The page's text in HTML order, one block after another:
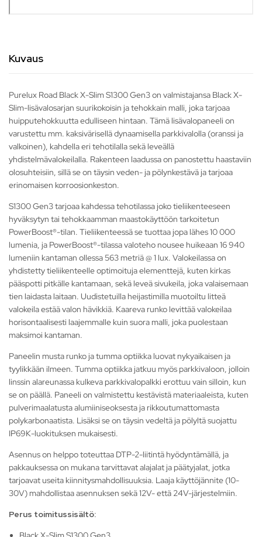
Kuvaus
Purelux Road Black X-Slim S1300 Gen3 on valmistajansa Black X-
Slim-lisävalosarjan suurikokoisin ja tehokkain malli, joka tarjoaa
huipputehokkuutta edulliseen hintaan. Tämä lisävalopaneeli on
varustettu mm. kaksivärisellä dynaamisella parkkivalolla (oranssi ja
valkoinen), kahdella eri tehotilalla sekä leveällä
yhdistelmävalokeilalla. Rakenteen laadussa on panostettu haastaviin
olosuhteisiin, sillä se on täysin veden- ja pölynkestävä ja tarjoaa
erinomaisen korroosionkeston.
S1300 Gen3 tarjoaa kahdessa tehotilassa joko tieliikenteeseen
hyväksytyn tai tehokkaamman maastokäyttöön tarkoitetun
PowerBoost®-tilan. Tieliikenteessä se tuottaa jopa lähes 10 000
lumenia, ja PowerBoost®-tilassa valoteho nousee huikeaan 16 940
lumeniin kantaman ollessa 563 metriä @ 1 lux. Valokeilassa on
yhdistetty tieliikenteelle optimoituja elementtejä, kuten kirkas
pääspotti pitkälle kantamaan, sekä leveä sivukeila, joka valaisemaan
tien laidasta laitaan. Uudistetuilla heijastimilla muotoiltu litteä
valokeila estää valon hävikkiä. Kaareva runko levittää valokeilaa
horisontaalisesti laajemmalle kuin suora malli, joka puolestaan
maksimoi kantaman.
Paneelin musta runko ja tumma optiikka luovat nykyaikaisen ja
tyylikkään ilmeen. Tumma optiikka jatkuu myös parkkivaloon, jolloin
linssin alareunassa kulkeva parkkivalopalkki erottuu vain silloin, kun
se on päällä. Paneeli on valmistettu kestävistä materiaaleista, kuten
pulverimaalatusta alumiiniseoksesta ja rikkoutumattomasta
polykarbonaatista. Lisäksi se on täysin vedeltä ja pölyltä suojattu
IP69K-luokituksen mukaisesti.
Asennus on helppo toteuttaa DTP-2-liitintä hyödyntämällä, ja
pakkauksessa on mukana tarvittavat alajalat ja päätyjalat, jotka
tarjoavat useita kiinnitysmahdollisuuksia. Laaja käyttöjännite (10-
30V) mahdollistaa asennuksen sekä 12V- että 24V-järjestelmiin.
Perus toimitussisältö: